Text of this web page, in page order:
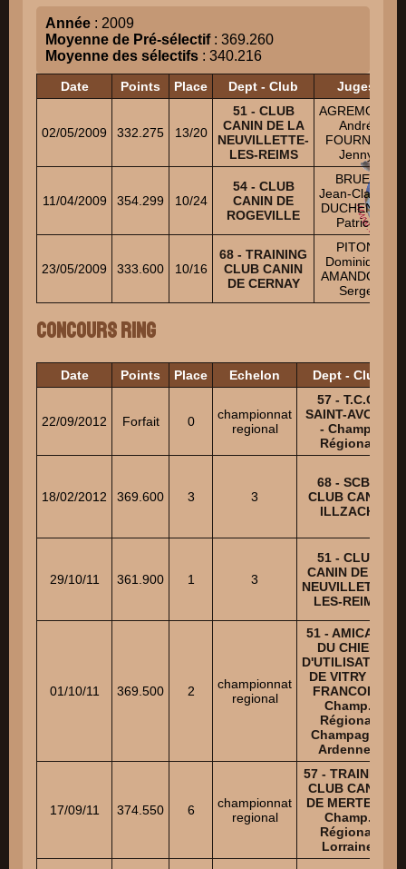
Année : 2009
Moyenne de Pré-sélectif: 369.260
Moyenne des sélectifs : 340.216
Date Points Place Dept - Club Juges
02/05/2009 332.275 13/20
51 - CLUB
CANIN DE LA
NEUVILLETTE-
LES-REIMS
AGREMONT
André
FOURNEL
Jenny
11/04/2009 354.299 10/24
54 - CLUB
CANIN DE
ROGEVILLE
BRUEL
Jean-Claude
DUCHENNE
Patrice
23/05/2009 333.600 10/16
68 - TRAINING
CLUB CANIN
DE CERNAY
PITON
Dominique
AMANDOLA
Serge
Concours Ring
Date Points Place Echelon Dept - Club
22/09/2012 Forfait 0
championnat
regional
57 - T.C.C.
SAINT-AVOLD
- Champ.
Régional
18/02/2012 369.600 3 3
68 - SCBA
CLUB CANIN
ILLZACH
29/10/11 361.900 1 3
51 - CLUB
CANIN DE LA
NEUVILLETTE-
LES-REIMS
01/10/11 369.500 2
championnat
regional
51 - AMICALE
DU CHIEN
D'UTILISATION
DE VITRY LE
FRANCOIS-
Champ.
Régional
Champagne
Ardennes
17/09/11 374.550 6
championnat
regional
57 - TRAINING
CLUB CANIN
DE MERTEN -
Champ.
Régional
Lorraine